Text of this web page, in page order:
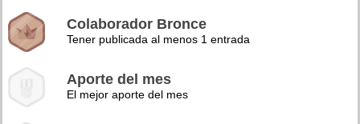
Colaborador Bronce
Tener publicada al menos 1 entrada
Aporte del mes
El mejor aporte del mes